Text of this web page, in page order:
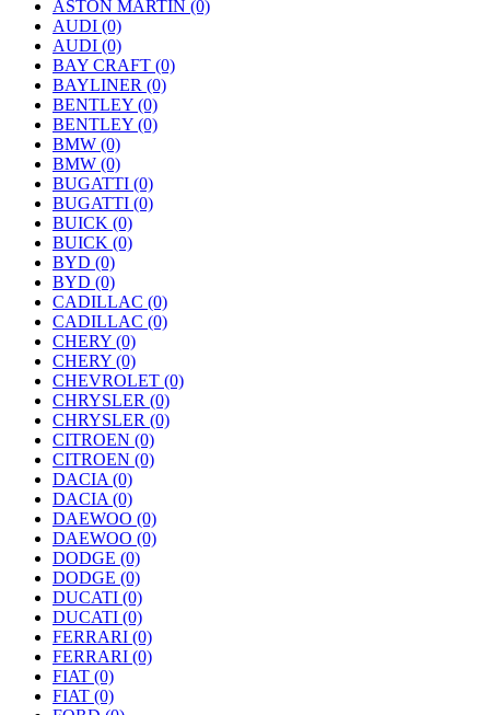
ASTON MARTIN (0)
AUDI (0)
AUDI (0)
BAY CRAFT (0)
BAYLINER (0)
BENTLEY (0)
BENTLEY (0)
BMW (0)
BMW (0)
BUGATTI (0)
BUGATTI (0)
BUICK (0)
BUICK (0)
BYD (0)
BYD (0)
CADILLAC (0)
CADILLAC (0)
CHERY (0)
CHERY (0)
CHEVROLET (0)
CHRYSLER (0)
CHRYSLER (0)
CITROEN (0)
CITROEN (0)
DACIA (0)
DACIA (0)
DAEWOO (0)
DAEWOO (0)
DODGE (0)
DODGE (0)
DUCATI (0)
DUCATI (0)
FERRARI (0)
FERRARI (0)
FIAT (0)
FIAT (0)